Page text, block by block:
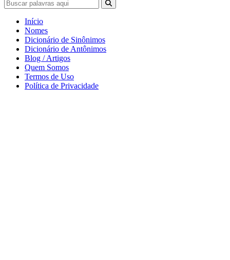
Início
Nomes
Dicionário de Sinônimos
Dicionário de Antônimos
Blog / Artigos
Quem Somos
Termos de Uso
Política de Privacidade